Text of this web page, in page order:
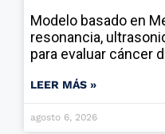
Modelo basado en
resonancia,
para evaluar cáncer
LEER MÁS »
agosto 6, 2026